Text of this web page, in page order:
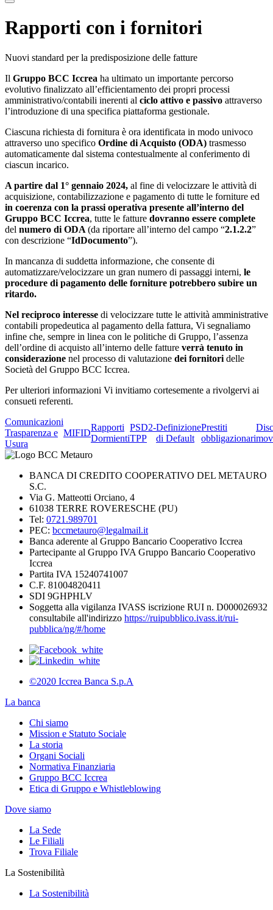
Rapporti con i fornitori
Nuovi standard per la predisposizione delle fatture
Il Gruppo BCC Iccrea ha ultimato un importante percorso
evolutivo finalizzato all’efficientamento dei propri processi
amministrativo/contabili inerenti al ciclo attivo e passivo attraverso
l’introduzione di una specifica piattaforma gestionale.
Ciascuna richiesta di fornitura è ora identificata in modo univoco
attraverso uno specifico Ordine di Acquisto (ODA) trasmesso
automaticamente dal sistema contestualmente al conferimento di
ciascun incarico.
A partire dal 1° gennaio 2024, al fine di velocizzare le attività di
acquisizione, contabilizzazione e pagamento di tutte le forniture ed
in coerenza con la prassi operativa presente all’interno del
Gruppo BCC Iccrea, tutte le fatture dovranno essere complete
del numero di ODA (da riportare all’interno del campo “2.1.2.2”
con descrizione “IdDocumento”).
In mancanza di suddetta informazione, che consente di
automatizzare/velocizzare un gran numero di passaggi interni, le
procedure di pagamento delle forniture potrebbero subire un
ritardo.
Nel reciproco interesse di velocizzare tutte le attività amministrative
contabili propedeutica al pagamento della fattura, Vi segnaliamo
infine che, sempre in linea con le politiche di Gruppo, l’assenza
dell’ordine di acquisto all’interno delle fatture verrà tenuto in
considerazione nel processo di valutazione dei fornitori delle
Società del Gruppo BCC Iccrea.
Per ulteriori informazioni Vi invitiamo cortesemente a rivolgervi ai
consueti referenti.
Comunicazioni
Trasparenza e
Usura
MIFID
Rapporti
Dormienti
PSD2-
TPP
Definizione
di Default
Prestiti
obbligazionari
BANCA DI CREDITO COOPERATIVO DEL METAURO
S.C.
Via G. Matteotti Orciano, 4
61038 TERRE ROVERESCHE (PU)
Tel: 0721.989701
PEC: bccmetauro@legalmail.it
Banca aderente al Gruppo Bancario Cooperativo Iccrea
Partecipante al Gruppo IVA Gruppo Bancario Cooperativo
Iccrea
Partita IVA 15240741007
C.F. 81004820411
SDI 9GHPHLV
Soggetta alla vigilanza IVASS iscrizione RUI n. D000026932
consultabile all'indirizzo https://ruipubblico.ivass.it/rui-
pubblica/ng/#/home
©2020 Iccrea Banca S.p.A
La banca
Chi siamo
Mission e Statuto Sociale
La storia
Organi Sociali
Normativa Finanziaria
Gruppo BCC Iccrea
Etica di Gruppo e Whistleblowing
Dove siamo
La Sede
Le Filiali
Trova Filiale
La Sostenibilità
La Sostenibilità